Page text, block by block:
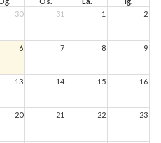
30 31 1 2
6 7 8 9
13 14 15 16
20 21 22 23